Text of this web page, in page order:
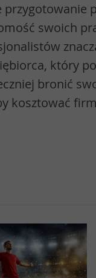
swoich
który
bronić
kosztować